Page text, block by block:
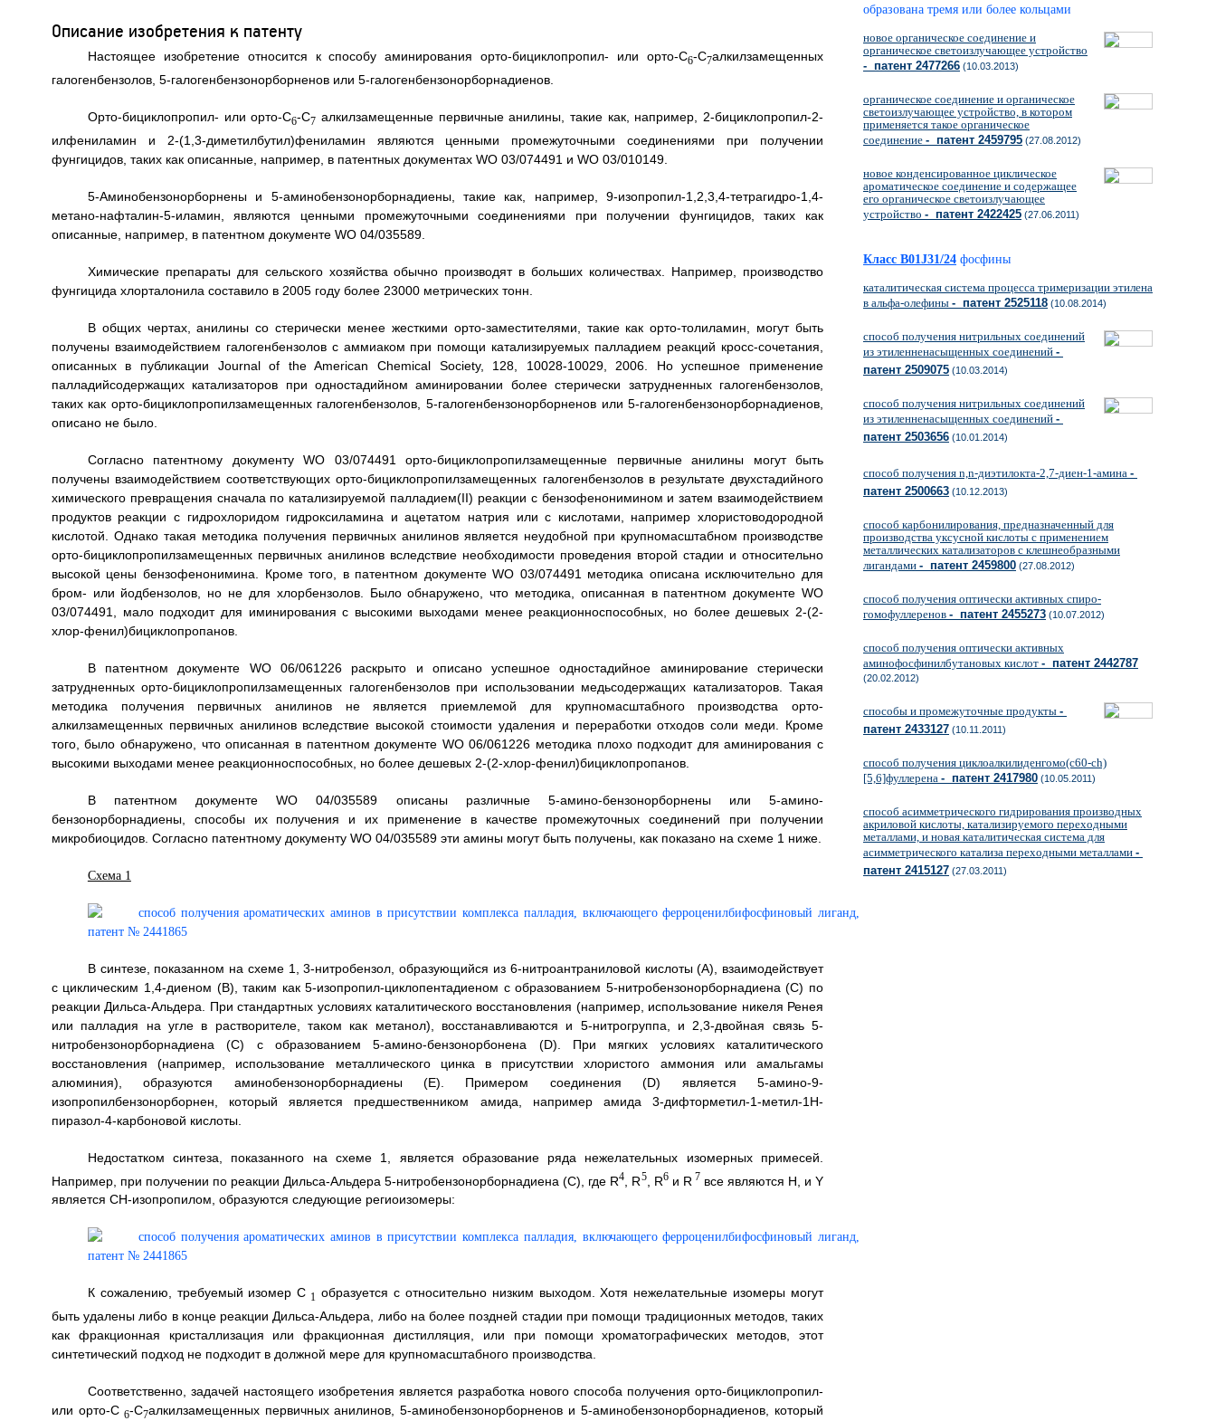
Описание изобретения к патенту
Настоящее изобретение относится к способу аминирования орто-бициклопропил- или орто-C6-C7алкилзамещенных
галогенбензолов, 5-галогенбензонорборненов или 5-галогенбензонорборнадиенов.
Орто-бициклопропил- или орто-C6-C7 алкилзамещенные первичные анилины, такие как, например, 2-бициклопропил-2-
илфениламин и 2-(1,3-диметилбутил)фениламин являются ценными промежуточными соединениями при получении
фунгицидов, таких как описанные, например, в патентных документах WO 03/074491 и WO 03/010149.
5-Аминобензонорборнены и 5-аминобензонорборнадиены, такие как, например, 9-изопропил-1,2,3,4-тетрагидро-1,4-
метано-нафталин-5-иламин, являются ценными промежуточными соединениями при получении фунгицидов, таких как
описанные, например, в патентном документе WO 04/035589.
Химические препараты для сельского хозяйства обычно производят в больших количествах. Например, производство
фунгицида хлорталонила составило в 2005 году более 23000 метрических тонн.
В общих чертах, анилины со стерически менее жесткими орто-заместителями, такие как орто-толиламин, могут быть
получены взаимодействием галогенбензолов с аммиаком при помощи катализируемых палладием реакций кросс-сочетания,
описанных в публикации Journal of the American Chemical Society, 128, 10028-10029, 2006. Но успешное применение
палладийсодержащих катализаторов при одностадийном аминировании более стерически затрудненных галогенбензолов,
таких как орто-бициклопропилзамещенных галогенбензолов, 5-галогенбензонорборненов или 5-галогенбензонорборнадиенов,
описано не было.
Согласно патентному документу WO 03/074491 орто-бициклопропилзамещенные первичные анилины могут быть
получены взаимодействием соответствующих орто-бициклопропилзамещенных галогенбензолов в результате двухстадийного
химического превращения сначала по катализируемой палладием(II) реакции с бензофенонимином и затем взаимодействием
продуктов реакции с гидрохлоридом гидроксиламина и ацетатом натрия или с кислотами, например хлористоводородной
кислотой. Однако такая методика получения первичных анилинов является неудобной при крупномасштабном производстве
орто-бициклопропилзамещенных первичных анилинов вследствие необходимости проведения второй стадии и относительно
высокой цены бензофенонимина. Кроме того, в патентном документе WO 03/074491 методика описана исключительно для
бром- или йодбензолов, но не для хлорбензолов. Было обнаружено, что методика, описанная в патентном документе WO
03/074491, мало подходит для иминирования с высокими выходами менее реакционноспособных, но более дешевых 2-(2-
хлор-фенил)бициклопропанов.
В патентном документе WO 06/061226 раскрыто и описано успешное одностадийное аминирование стерически
затрудненных орто-бициклопропилзамещенных галогенбензолов при использовании медьсодержащих катализаторов. Такая
методика получения первичных анилинов не является приемлемой для крупномасштабного производства орто-
алкилзамещенных первичных анилинов вследствие высокой стоимости удаления и переработки отходов соли меди. Кроме
того, было обнаружено, что описанная в патентном документе WO 06/061226 методика плохо подходит для аминирования с
высокими выходами менее реакционноспособных, но более дешевых 2-(2-хлор-фенил)бициклопропанов.
В патентном документе WO 04/035589 описаны различные 5-амино-бензонорборнены или 5-амино-
бензонорборнадиены, способы их получения и их применение в качестве промежуточных соединений при получении
микробиоцидов. Согласно патентному документу WO 04/035589 эти амины могут быть получены, как показано на схеме 1 ниже.
Схема 1
В синтезе, показанном на схеме 1, 3-нитробензол, образующийся из 6-нитроантраниловой кислоты (A), взаимодействует
с циклическим 1,4-диеном (B), таким как 5-изопропил-циклопентадиеном с образованием 5-нитробензонорборнадиена (C) по
реакции Дильса-Альдера. При стандартных условиях каталитического восстановления (например, использование никеля Ренея
или палладия на угле в растворителе, таком как метанол), восстанавливаются и 5-нитрогруппа, и 2,3-двойная связь 5-
нитробензонорборнадиена (C) с образованием 5-амино-бензонорбонена (D). При мягких условиях каталитического
восстановления (например, использование металлического цинка в присутствии хлористого аммония или амальгамы
алюминия), образуются аминобензонорборнадиены (E). Примером соединения (D) является 5-амино-9-
изопропилбензонорборнен, который является предшественником амида, например амида 3-дифторметил-1-метил-1H-
пиразол-4-карбоновой кислоты.
Недостатком синтеза, показанного на схеме 1, является образование ряда нежелательных изомерных примесей.
Например, при получении по реакции Дильса-Альдера 5-нитробензонорборнадиена (C), где R4 , R5, R6и R 7 все являются Н, и Y
является CH-изопропилом, образуются следующие региоизомеры:
К сожалению, требуемый изомер C 1 образуется с относительно низким выходом. Хотя нежелательные изомеры могут
быть удалены либо в конце реакции Дильса-Альдера, либо на более поздней стадии при помощи традиционных методов, таких
как фракционная кристаллизация или фракционная дистилляция, или при помощи хроматографических методов, этот
синтетический подход не подходит в должной мере для крупномасштабного производства.
Соответственно, задачей настоящего изобретения является разработка нового способа получения орто-бициклопропил-
или орто-C6-C7алкилзамещенных первичных анилинов, 5-аминобензонорборненов и 5-аминобензонорборнадиенов, который
образована тремя или более кольцами
новое органическое соединение и
органическое светоизлучающее устройство
- патент 2477266 (10.03.2013)
органическое соединение и органическое
светоизлучающее устройство, в котором
применяется такое органическое
соединение - патент 2459795 (27.08.2012)
новое конденсированное циклическое
ароматическое соединение и содержащее
его органическое светоизлучающее
устройство - патент 2422425 (27.06.2011)
Класс B01J31/24 фосфины
каталитическая система процесса тримеризации этилена
в альфа-олефины - патент 2525118 (10.08.2014)
способ получения нитрильных соединений
из этиленненасыщенных соединений -
патент 2509075 (10.03.2014)
способ получения нитрильных соединений
из этиленненасыщенных соединений -
патент 2503656 (10.01.2014)
способ получения n,n-диэтилокта-2,7-диен-1-амина -
патент 2500663 (10.12.2013)
способ карбонилирования, предназначенный для
производства уксусной кислоты с применением
металлических катализаторов с клешнеобразными
лигандами - патент 2459800 (27.08.2012)
способ получения оптически активных спиро-
гомофуллеренов - патент 2455273 (10.07.2012)
способ получения оптически активных
аминофосфинилбутановых кислот - патент 2442787
(20.02.2012)
способы и промежуточные продукты -
патент 2433127 (10.11.2011)
способ получения циклоалкилиденгомо(c60-ch)
[5,6]фуллерена - патент 2417980 (10.05.2011)
способ асимметрического гидрирования производных
акриловой кислоты, катализируемого переходными
металлами, и новая каталитическая система для
асимметрического катализа переходными металлами -
патент 2415127 (27.03.2011)